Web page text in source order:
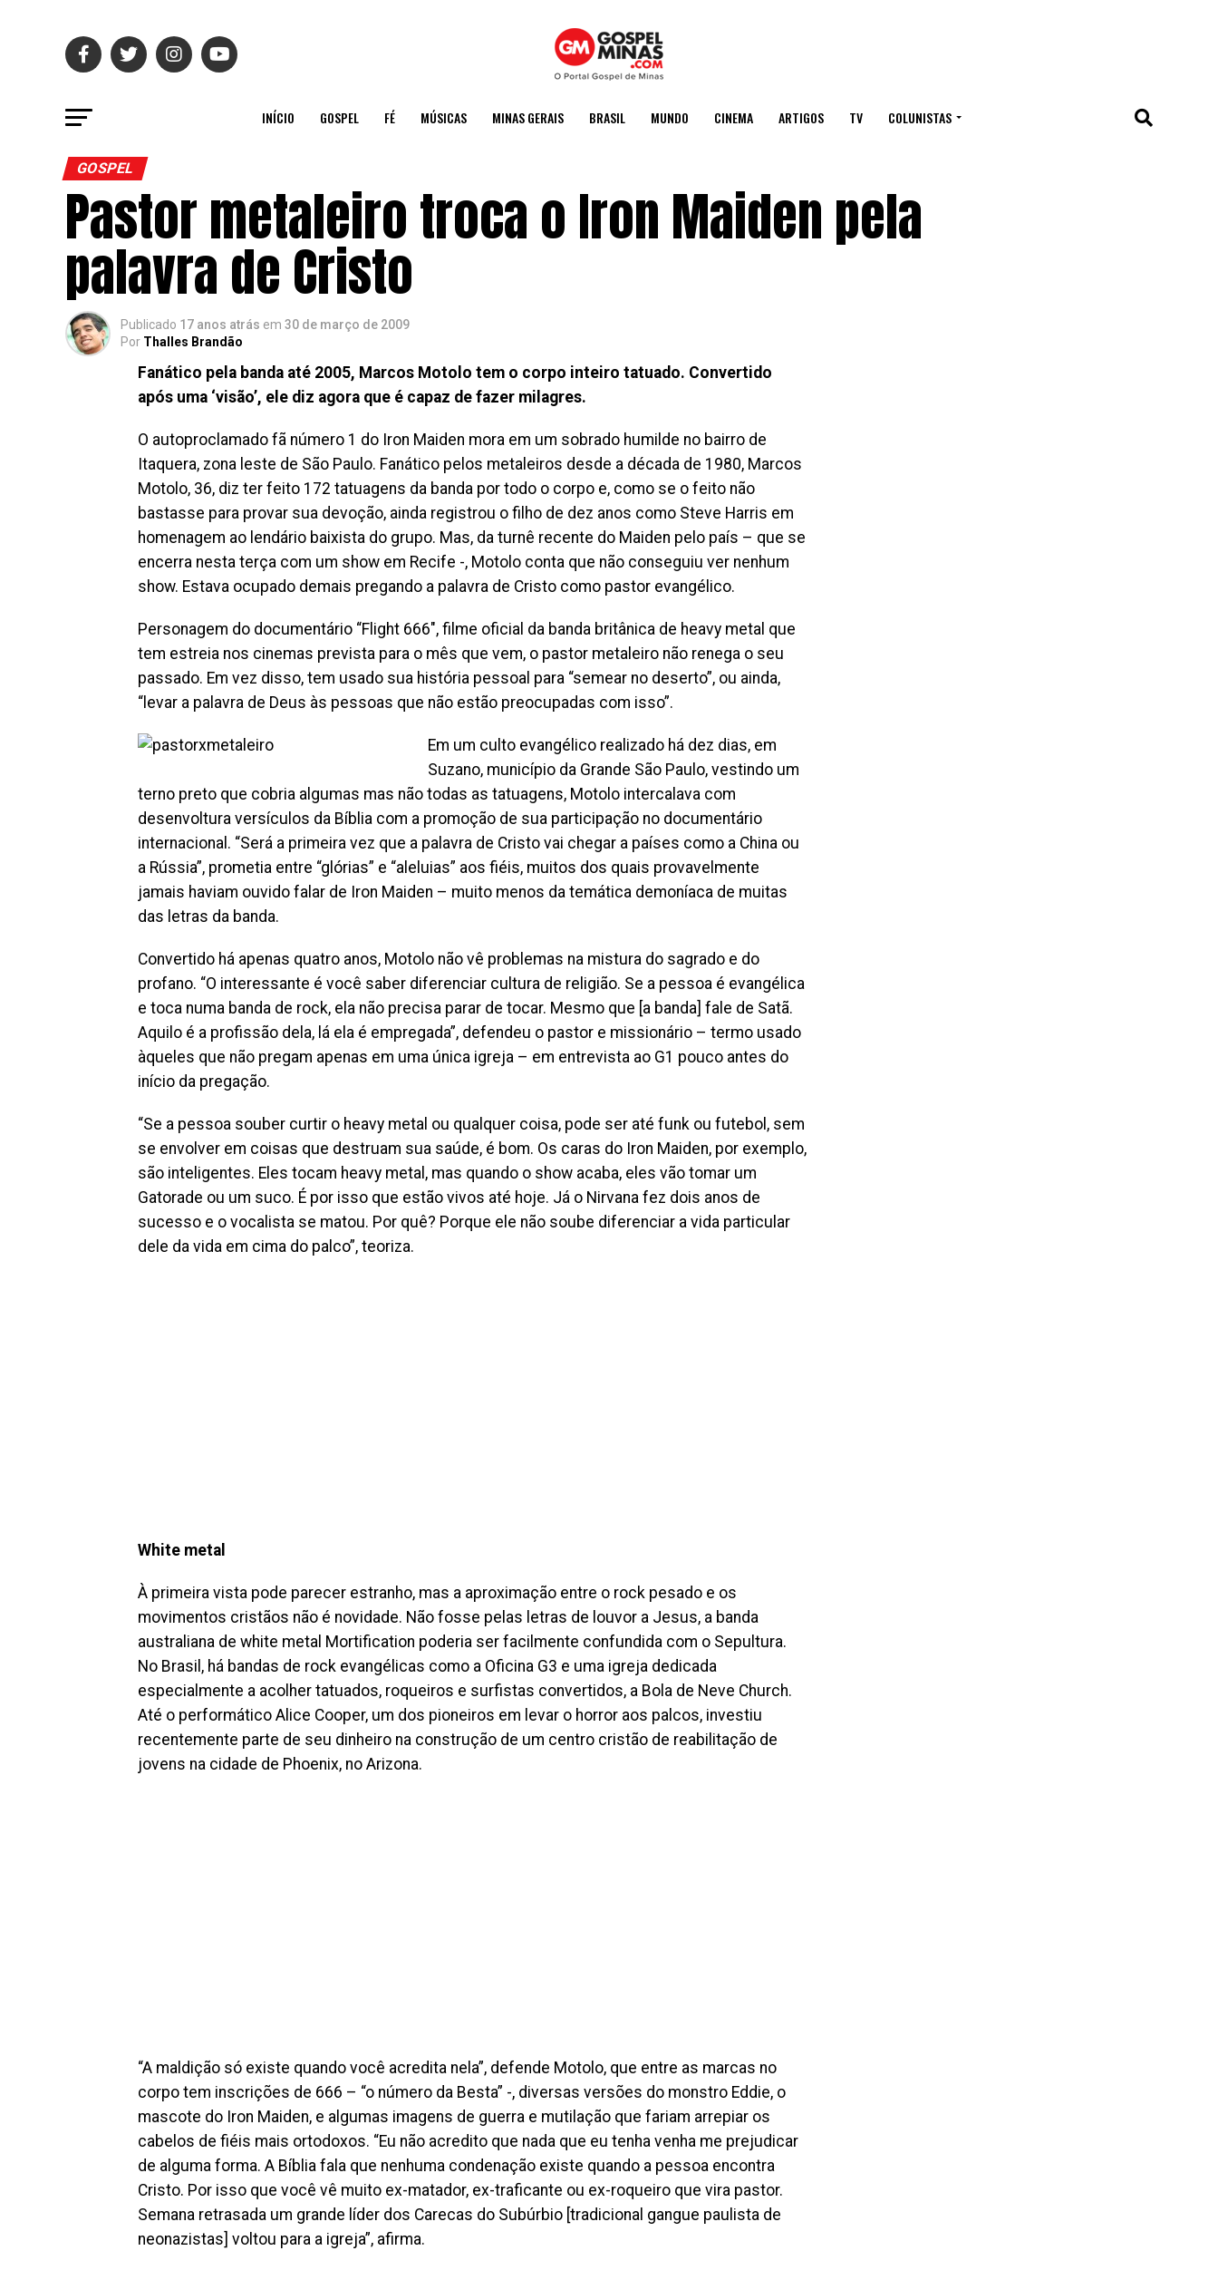
INÍCIO GOSPEL FÉ MÚSICAS MINAS GERAIS BRASIL MUNDO CINEMA ARTIGOS TV COLUNISTAS
GOSPEL
Pastor metaleiro troca o Iron Maiden pela
palavra de Cristo
Publicado 17 anos atrás em 30 de março de 2009
Por Thalles Brandão
Fanático pela banda até 2005, Marcos Motolo tem o corpo inteiro tatuado. Convertido
após uma ‘visão’, ele diz agora que é capaz de fazer milagres.
O autoproclamado fã número 1 do Iron Maiden mora em um sobrado humilde no bairro de
Itaquera, zona leste de São Paulo. Fanático pelos metaleiros desde a década de 1980, Marcos
Motolo, 36, diz ter feito 172 tatuagens da banda por todo o corpo e, como se o feito não
bastasse para provar sua devoção, ainda registrou o filho de dez anos como Steve Harris em
homenagem ao lendário baixista do grupo. Mas, da turnê recente do Maiden pelo país – que se
encerra nesta terça com um show em Recife -, Motolo conta que não conseguiu ver nenhum
show. Estava ocupado demais pregando a palavra de Cristo como pastor evangélico.
Personagem do documentário “Flight 666″, filme oficial da banda britânica de heavy metal que
tem estreia nos cinemas prevista para o mês que vem, o pastor metaleiro não renega o seu
passado. Em vez disso, tem usado sua história pessoal para “semear no deserto”, ou ainda,
“levar a palavra de Deus às pessoas que não estão preocupadas com isso”.
Em um culto evangélico realizado há dez dias, em
Suzano, município da Grande São Paulo, vestindo um
terno preto que cobria algumas mas não todas as tatuagens, Motolo intercalava com
desenvoltura versículos da Bíblia com a promoção de sua participação no documentário
internacional. “Será a primeira vez que a palavra de Cristo vai chegar a países como a China ou
a Rússia”, prometia entre “glórias” e “aleluias” aos fiéis, muitos dos quais provavelmente
jamais haviam ouvido falar de Iron Maiden – muito menos da temática demoníaca de muitas
das letras da banda.
Convertido há apenas quatro anos, Motolo não vê problemas na mistura do sagrado e do
profano. “O interessante é você saber diferenciar cultura de religião. Se a pessoa é evangélica
e toca numa banda de rock, ela não precisa parar de tocar. Mesmo que [a banda] fale de Satã.
Aquilo é a profissão dela, lá ela é empregada”, defendeu o pastor e missionário – termo usado
àqueles que não pregam apenas em uma única igreja – em entrevista ao G1 pouco antes do
início da pregação.
“Se a pessoa souber curtir o heavy metal ou qualquer coisa, pode ser até funk ou futebol, sem
se envolver em coisas que destruam sua saúde, é bom. Os caras do Iron Maiden, por exemplo,
são inteligentes. Eles tocam heavy metal, mas quando o show acaba, eles vão tomar um
Gatorade ou um suco. É por isso que estão vivos até hoje. Já o Nirvana fez dois anos de
sucesso e o vocalista se matou. Por quê? Porque ele não soube diferenciar a vida particular
dele da vida em cima do palco”, teoriza.
White metal
À primeira vista pode parecer estranho, mas a aproximação entre o rock pesado e os
movimentos cristãos não é novidade. Não fosse pelas letras de louvor a Jesus, a banda
australiana de white metal Mortification poderia ser facilmente confundida com o Sepultura.
No Brasil, há bandas de rock evangélicas como a Oficina G3 e uma igreja dedicada
especialmente a acolher tatuados, roqueiros e surfistas convertidos, a Bola de Neve Church.
Até o performático Alice Cooper, um dos pioneiros em levar o horror aos palcos, investiu
recentemente parte de seu dinheiro na construção de um centro cristão de reabilitação de
jovens na cidade de Phoenix, no Arizona.
“A maldição só existe quando você acredita nela”, defende Motolo, que entre as marcas no
corpo tem inscrições de 666 – “o número da Besta” -, diversas versões do monstro Eddie, o
mascote do Iron Maiden, e algumas imagens de guerra e mutilação que fariam arrepiar os
cabelos de fiéis mais ortodoxos. “Eu não acredito que nada que eu tenha venha me prejudicar
de alguma forma. A Bíblia fala que nenhuma condenação existe quando a pessoa encontra
Cristo. Por isso que você vê muito ex-matador, ex-traficante ou ex-roqueiro que vira pastor.
Semana retrasada um grande líder dos Carecas do Subúrbio [tradicional gangue paulista de
neonazistas] voltou para a igreja”, afirma.